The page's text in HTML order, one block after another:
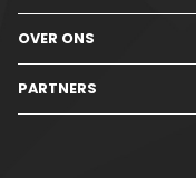
OVER ONS
PARTNERS